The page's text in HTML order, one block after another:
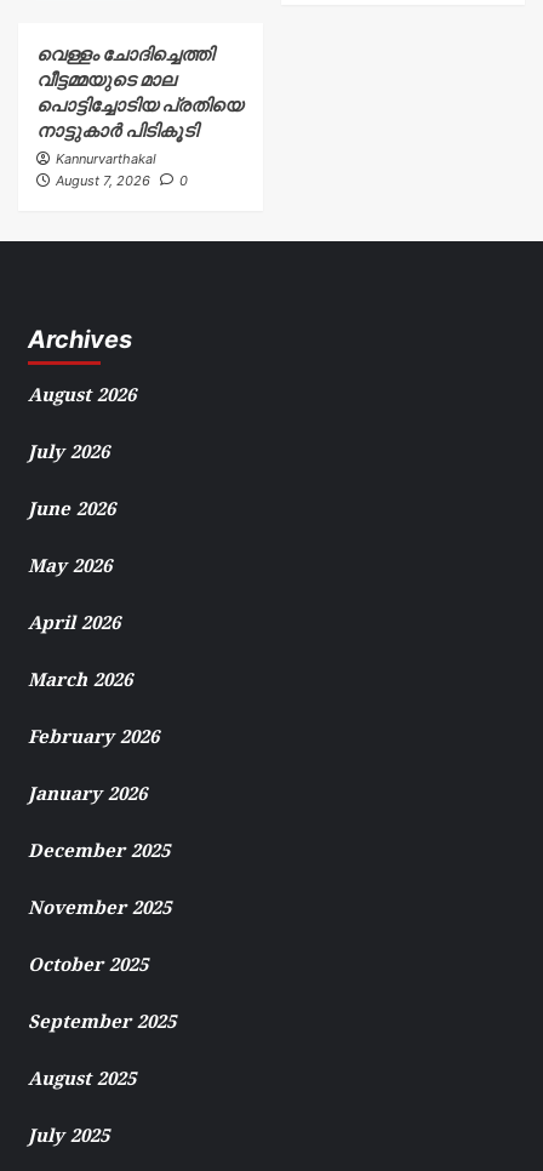
വെള്ളം ചോദിച്ചെത്തി
വീട്ടമ്മയുടെ മാല
പൊട്ടിച്ചോടിയ പ്രതിയെ
നാട്ടുകാർ പിടികൂടി
Kannurvarthakal
August 7, 2026
0
Archives
August 2026
July 2026
June 2026
May 2026
April 2026
March 2026
February 2026
January 2026
December 2025
November 2025
October 2025
September 2025
August 2025
July 2025